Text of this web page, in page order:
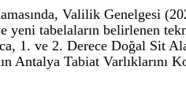
Valilik Genelgesi
yeni tabelaların belirlenen
1. ve 2. Derece Doğal Sit
Antalya Tabiat